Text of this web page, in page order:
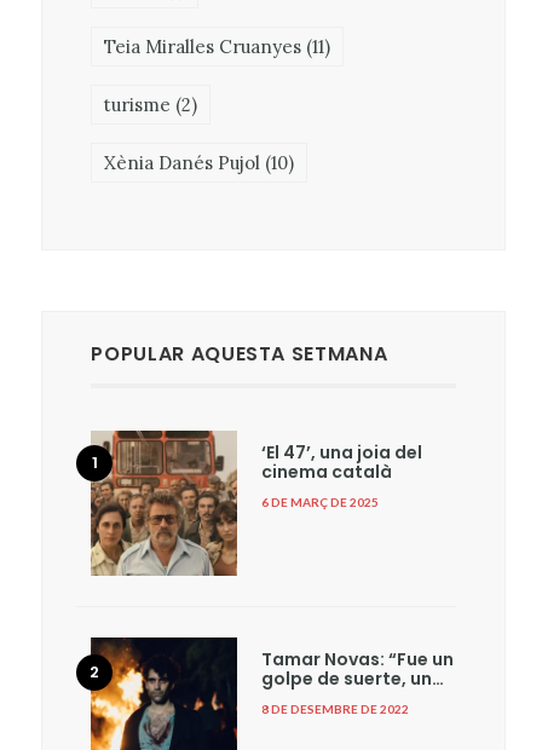
Teia Miralles Cruanyes (11)
turisme (2)
Xènia Danés Pujol (10)
POPULAR AQUESTA SETMANA
‘El 47’, una joia del
cinema català
6 DE MARÇ DE 2025
Tamar Novas: “Fue un
golpe de suerte, un…
8 DE DESEMBRE DE 2022